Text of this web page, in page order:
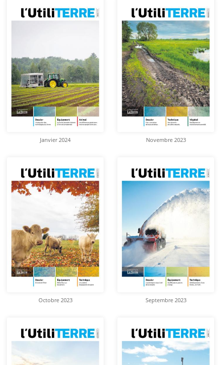
Janvier 2024 Novembre 2023
Octobre 2023 Septembre 2023